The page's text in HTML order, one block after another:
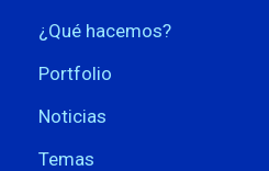
¿Qué hacemos?
Portfolio
Noticias
Temas